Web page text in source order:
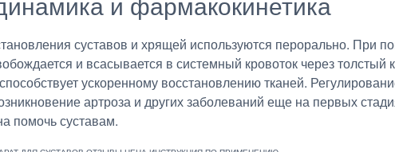
суставов и хрящей используются перорально. При
и всасывается в системный кровоток через
ускоренному восстановлению тканей.
артроза и других заболеваний еще на первых
помочь суставам.